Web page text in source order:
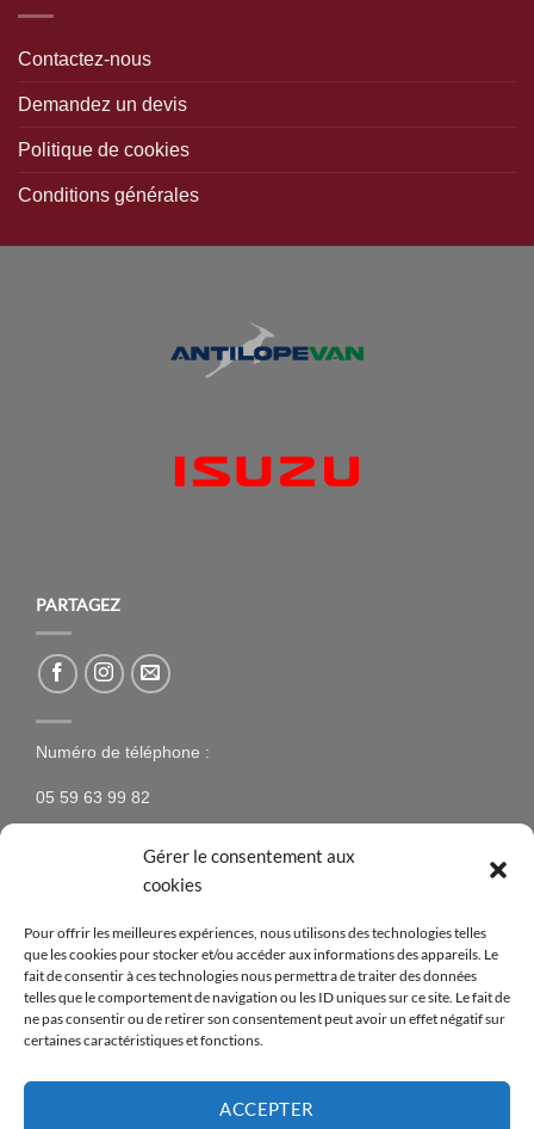
Gérer le consentement aux
cookies
Pour offrir les meilleures expériences, nous utilisons des technologies telles
que les cookies pour stocker et/ou accéder aux informations des appareils. Le
fait de consentir à ces technologies nous permettra de traiter des données
telles que le comportement de navigation ou les ID uniques sur ce site. Le fait de
ne pas consentir ou de retirer son consentement peut avoir un effet négatif sur
certaines caractéristiques et fonctions.
ACCEPTER
Contactez-nous
Demandez un devis
Politique de cookies
Conditions générales
PARTAGEZ
Numéro de téléphone :
05 59 63 99 82
N’hésitez pas à vous inscrire à la newsletter pour être
tenus au courant des nouveaux produits proposés sur
le site ainsi que des offres spéciales !
[mc4wp_form id=14376]